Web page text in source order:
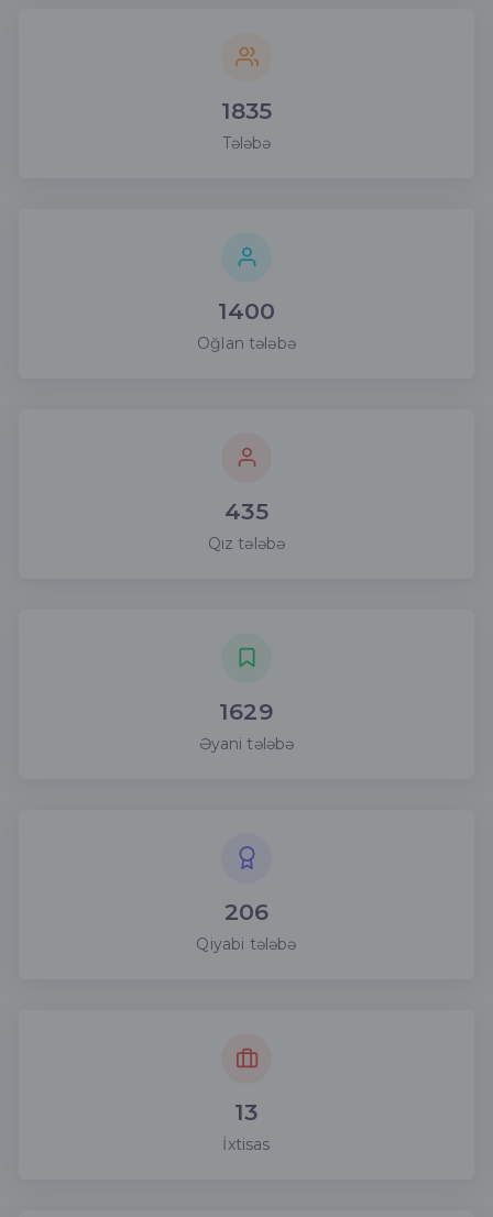
1835
Tələbə
1400
Oğlan tələbə
435
Qız tələbə
1629
Əyani tələbə
206
Qiyabi tələbə
13
İxtisas